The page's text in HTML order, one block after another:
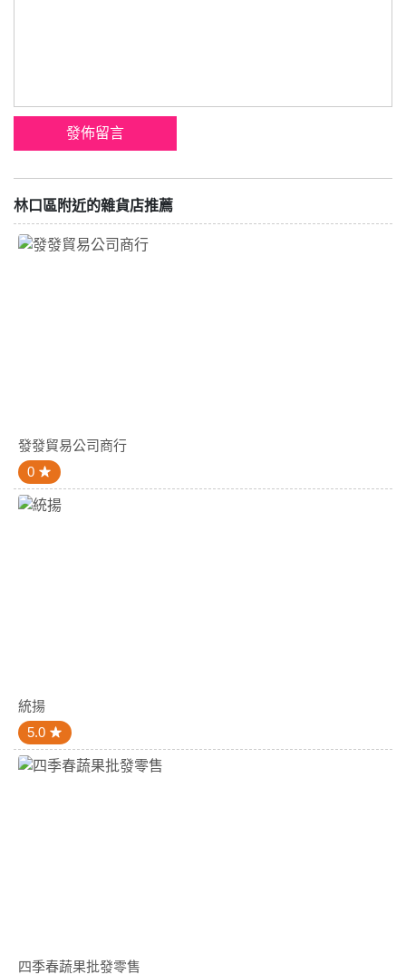
林口區附近的雜貨店推薦
發發貿易公司商行
0
統揚
5.0
四季春蔬果批發零售